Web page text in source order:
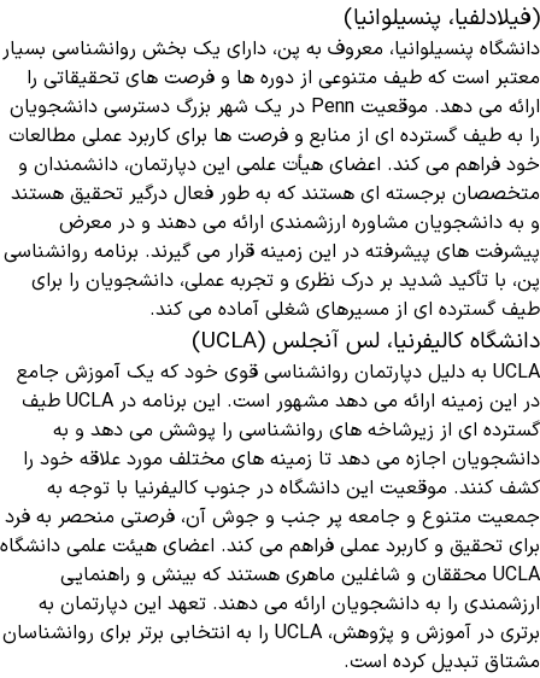
(فیلادلفیا، پنسیلوانیا)
دانشگاه پنسیلوانیا، معروف به پن، دارای یک بخش روانشناسی بسیار
معتبر است که طیف متنوعی از دوره ها و فرصت های تحقیقاتی را
ارائه می دهد. موقعیت Penn در یک شهر بزرگ دسترسی دانشجویان
را به طیف گسترده ای از منابع و فرصت ها برای کاربرد عملی مطالعات
خود فراهم می کند. اعضای هیأت علمی این دپارتمان، دانشمندان و
متخصصان برجسته ای هستند که به طور فعال درگیر تحقیق هستند
و به دانشجویان مشاوره ارزشمندی ارائه می دهند و در معرض
پیشرفت های پیشرفته در این زمینه قرار می گیرند. برنامه روانشناسی
پن، با تأکید شدید بر درک نظری و تجربه عملی، دانشجویان را برای
طیف گسترده ای از مسیرهای شغلی آماده می کند.
دانشگاه کالیفرنیا، لس آنجلس (UCLA)
UCLA به دلیل دپارتمان روانشناسی قوی خود که یک آموزش جامع
در این زمینه ارائه می دهد مشهور است. این برنامه در UCLA طیف
گسترده ای از زیرشاخه های روانشناسی را پوشش می دهد و به
دانشجویان اجازه می دهد تا زمینه های مختلف مورد علاقه خود را
کشف کنند. موقعیت این دانشگاه در جنوب کالیفرنیا با توجه به
جمعیت متنوع و جامعه پر جنب و جوش آن، فرصتی منحصر به فرد
برای تحقیق و کاربرد عملی فراهم می کند. اعضای هیئت علمی دانشگاه
UCLA محققان و شاغلین ماهری هستند که بینش و راهنمایی
ارزشمندی را به دانشجویان ارائه می دهند. تعهد این دپارتمان به
برتری در آموزش و پژوهش، UCLA را به انتخابی برتر برای روانشناسان
مشتاق تبدیل کرده است.